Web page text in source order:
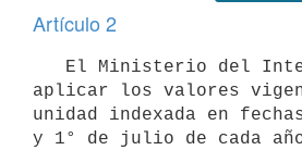
Artículo 2
aplicar los valores
unidad indexada en
y 1° de julio de cada